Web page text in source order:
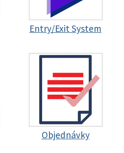
Entry/Exit System
Objednávky